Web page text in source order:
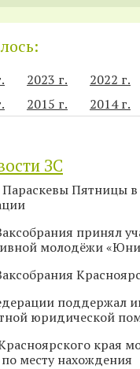
2023 г. 2022 г.
2015 г. 2014 г.
ЗС
Пятницы в
принял
молодёжи
поддержал
юридической
края
месту нахождения